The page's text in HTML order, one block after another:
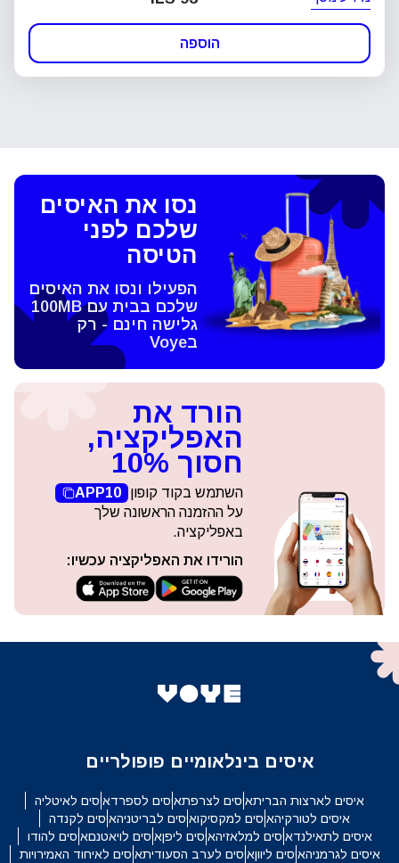
הוספה
נסו את האיסים
שלכם לפני
הטיסה
הפעילו ונסו את האיסים
שלכם בבית עם 100MB
גלישה חינם - רק
בVoye
הורד את
האפליקציה,
חסוך 10%
השתמש בקוד קופון
APP10
על ההזמנה הראשונה שלך
באפליקציה.
הורידו את האפליקציה עכשיו:
איסים בינלאומיים פופולריים
איסים לארצות הבריתאיסים לצרפתאיסים לספרדאיסים לאיטליה
איסים לטורקיהאיסים למקסיקואיסים לבריטניהאיסים לקנדה
איסים לתאילנדאיסים למלאזיהאיסים ליפןאיסים לויאטנםאיסים להודו
איסים לגרמניהאיסים ליווןאיסים לערב הסעודיתאיסים לאיחוד האמירויות